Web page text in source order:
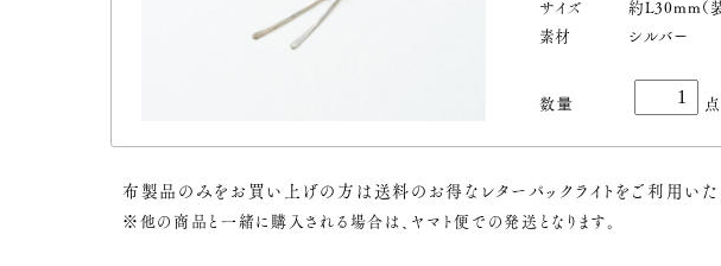
サイズ
約L30mm（
素材
シルバー
布製品のみをお買い上げの方は送料のお得なレターパックライトをご利用いた
※他の商品と一緒に購入される場合は、ヤマト便での発送となります。